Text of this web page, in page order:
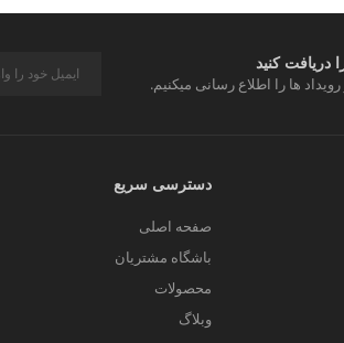
دریافت کنید
ها را اطلاع رسانی میکنیم.
دسترسی سریع
صفحه اصلی
باشگاه مشتریان
محصولات
وبلاگ